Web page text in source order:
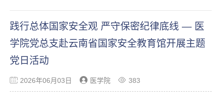
践行总体国家安全观 严守保密纪律底线 — 医
学院党总支赴云南省国家安全教育馆开展主题
党日活动
2026年06月03日 医学院 383